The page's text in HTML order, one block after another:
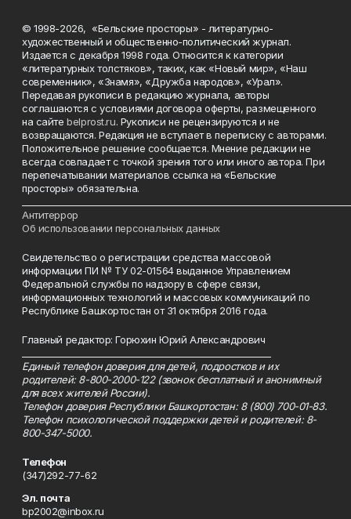
© 1998-2026, «Бельские просторы» - литературно-
художественный и общественно-политический журнал.
Издается с декабря 1998 года. Относится к категории
«литературных толстяков», таких, как «Новый мир», «Наш
современник», «Знамя», «Дружба народов», «Урал».
Передавая рукописи в редакцию журнала, авторы
соглашаются с условиями договора оферты, размещенного
на сайтеbelprost.ru. Рукописи не рецензируются и не
возвращаются. Редакция не вступает в переписку с авторами.
Положительное решение сообщается. Мнение редакции не
всегда совпадает с точкой зрения того или иного автора. При
перепечатывании материалов ссылка на «Бельские
просторы» обязательна.
Антитеррор
Об использовании персональных данных
Свидетельство о регистрации средства массовой
информации ПИ № ТУ 02-01564 выданное Управлением
Федеральной службы по надзору в сфере связи,
информационных технологий и массовых коммуникаций по
Республике Башкортостан от 31 октября 2016 года.
Главный редактор: Горюхин Юрий Александрович
Единый телефон доверия для детей, подростков и их
родителей: 8-800-2000-122 (звонок бесплатный и анонимный
для всех жителей России).
Телефон доверия Республики Башкортостан: 8 (800) 700-01-83.
Телефон психологической поддержки детей и родителей: 8-
800-347-5000.
Телефон
(347)292-77-62
Эл. почта
bp2002@inbox.ru